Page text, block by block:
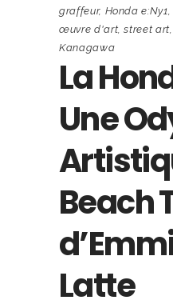
graffeur, Honda e:Ny1,
œuvre d'art,street art
Kanagawa
La
Une
Beach
Latte